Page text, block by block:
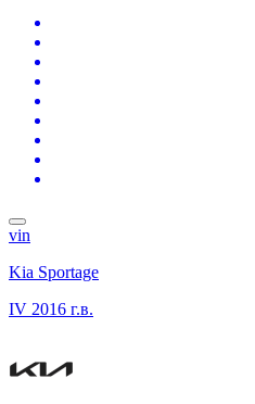
vin
Kia Sportage
IV 2016 г.в.